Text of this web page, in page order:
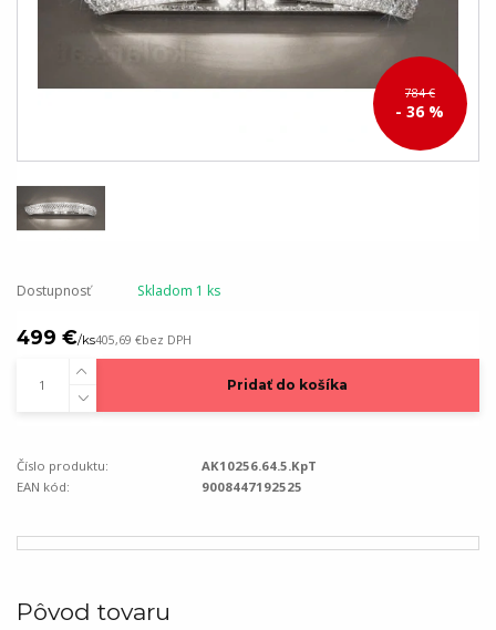
784 €
- 36 %
Dostupnosť Skladom 1 ks
499 €/ks405,69 €bez DPH
Pridať do košíka
Číslo produktu:
AK10256.64.5.KpT
EAN kód:
9008447192525
Pôvod tovaru